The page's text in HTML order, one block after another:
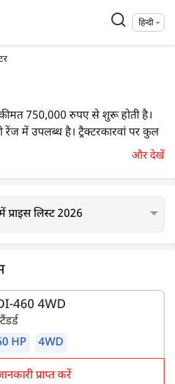
हिन्दी
कीमत 750,000 रुपए से शुरू होती है।
रेंज में उपलब्ध है। ट्रैक्टरकारवां पर कुल
उपलब्ध हैं। इस ब्रांड के लोकप्रियऔर देखें
प्राइस लिस्ट 2026
460 4WD
HP
4WD
प्राप्त करें